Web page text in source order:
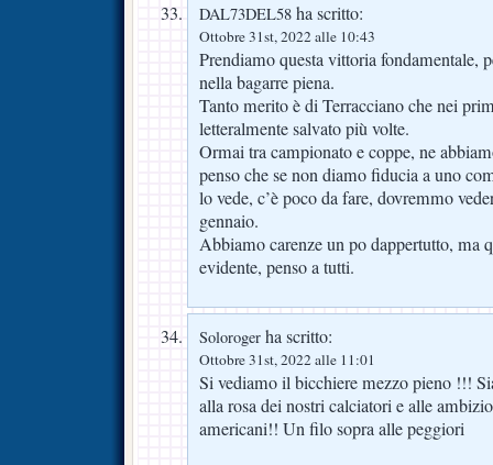
DAL73DEL58 ha scritto:
Ottobre 31st, 2022 alle 10:43
Prendiamo questa vittoria fondamentale,
nella bagarre piena.
Tanto merito è di Terracciano che nei
letteralmente salvato più volte.
Ormai tra campionato e coppe, ne
penso che se non diamo fiducia a uno
lo vede, c’è poco da fare, dovremmo
gennaio.
Abbiamo carenze un po dappertutto, ma
evidente, penso a tutti.
Soloroger ha scritto:
Ottobre 31st, 2022 alle 11:01
Si vediamo il bicchiere mezzo pieno !!!
alla rosa dei nostri calciatori e alle
americani!! Un filo sopra alle peggiori